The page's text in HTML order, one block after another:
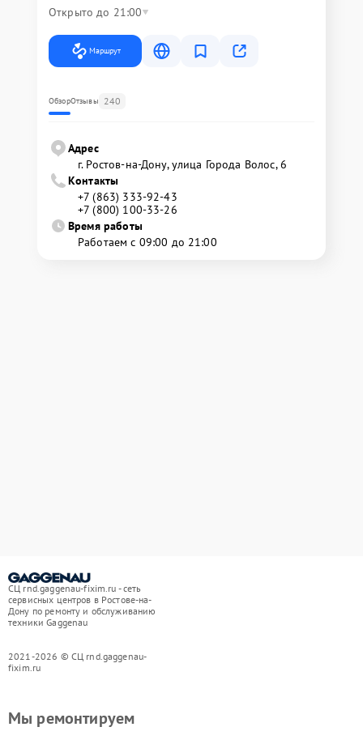
Открыто до 21:00
Маршрут
ОбзорОтзывы 240
Адрес
г. Ростов-на-Дону, улица Города Волос, 6
Контакты
+7 (863) 333-92-43
+7 (800) 100-33-26
Время работы
Работаем с 09:00 до 21:00
СЦ rnd.gaggenau-fixim.ru - сеть
сервисных центров в Ростове-на-
Дону по ремонту и обслуживанию
техники Gaggenau
2021-2026 © СЦ rnd.gaggenau-
fixim.ru
Мы ремонтируем